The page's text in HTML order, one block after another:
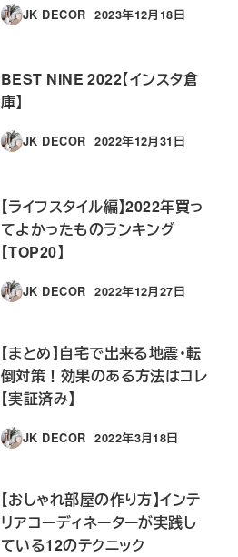
JK DECOR 投稿日
2023年12月18日
BEST NINE 2022【インスタ倉
庫】
JK DECOR 投稿日
2022年12月31日
【ライフスタイル編】2022年買っ
てよかったものランキング
【TOP20】
JK DECOR 投稿日
2022年12月27日
【まとめ】自宅で出来る地震・転
倒対策！効果のある方法はコレ
【実証済み】
JK DECOR 投稿日
2022年3月18日
【おしゃれ部屋の作り方】インテ
リアコーディネーターが実践し
ている12のテクニック